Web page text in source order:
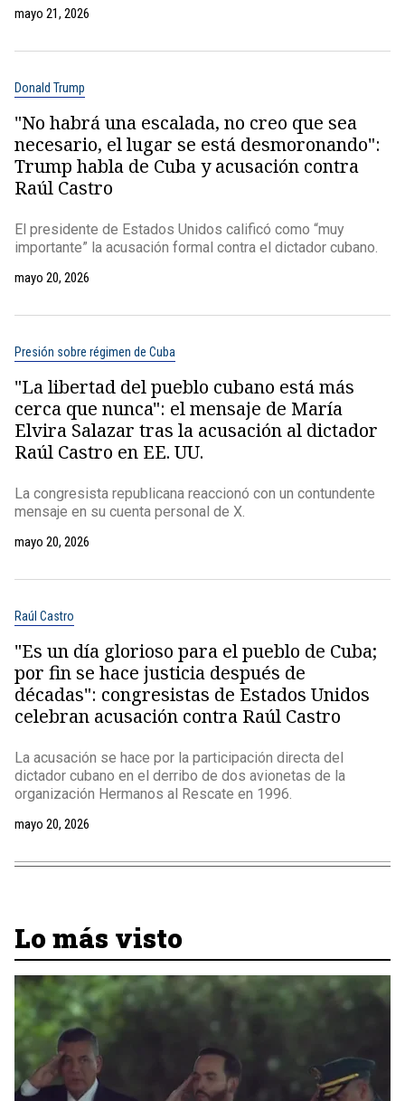
mayo 21, 2026
Donald Trump
"No habrá una escalada, no creo que sea
necesario, el lugar se está desmoronando":
Trump habla de Cuba y acusación contra
Raúl Castro
El presidente de Estados Unidos calificó como “muy
importante” la acusación formal contra el dictador cubano.
mayo 20, 2026
Presión sobre régimen de Cuba
"La libertad del pueblo cubano está más
cerca que nunca": el mensaje de María
Elvira Salazar tras la acusación al dictador
Raúl Castro en EE. UU.
La congresista republicana reaccionó con un contundente
mensaje en su cuenta personal de X.
mayo 20, 2026
Raúl Castro
"Es un día glorioso para el pueblo de Cuba;
por fin se hace justicia después de
décadas": congresistas de Estados Unidos
celebran acusación contra Raúl Castro
La acusación se hace por la participación directa del
dictador cubano en el derribo de dos avionetas de la
organización Hermanos al Rescate en 1996.
mayo 20, 2026
Lo más visto